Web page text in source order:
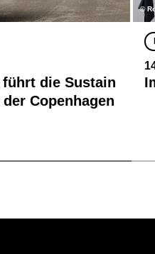
die Sustain
Copenhagen
©